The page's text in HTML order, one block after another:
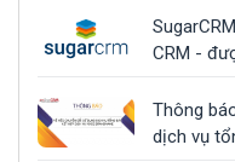
CRM -
Thông
dịch vụ